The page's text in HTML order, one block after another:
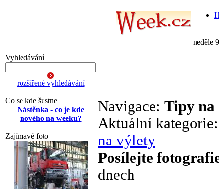
neděle
Vyhledávání
rozšířené vyhledávání
Co se kde šustne
Nástěnka - co je kde
nového na weeku?
Zajímavé foto
Navigace: Tipy na
Aktuální
na výlety
Posílejte
dnech